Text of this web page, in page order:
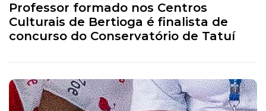
Professor formado nos Centros
Culturais de Bertioga é finalista de
concurso do Conservatório de Tatuí